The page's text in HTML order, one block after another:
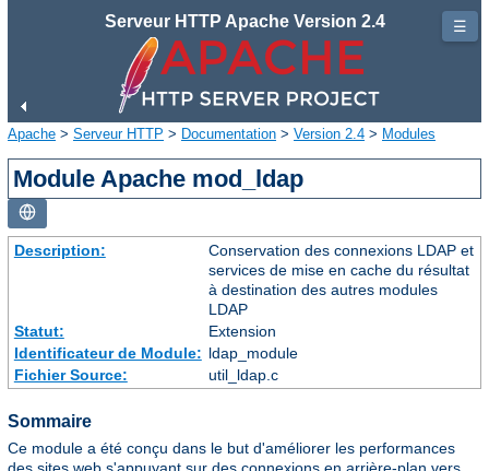
Serveur HTTP Apache Version 2.4
Apache > Serveur HTTP > Documentation > Version 2.4 > Modules
Module Apache mod_ldap
Description:
Conservation des connexions LDAP et
services de mise en cache du résultat
à destination des autres modules
LDAP
Statut:
Extension
Identificateur de Module: ldap_module
Fichier Source:
util_ldap.c
Sommaire
Ce module a été conçu dans le but d'améliorer les performances
☰